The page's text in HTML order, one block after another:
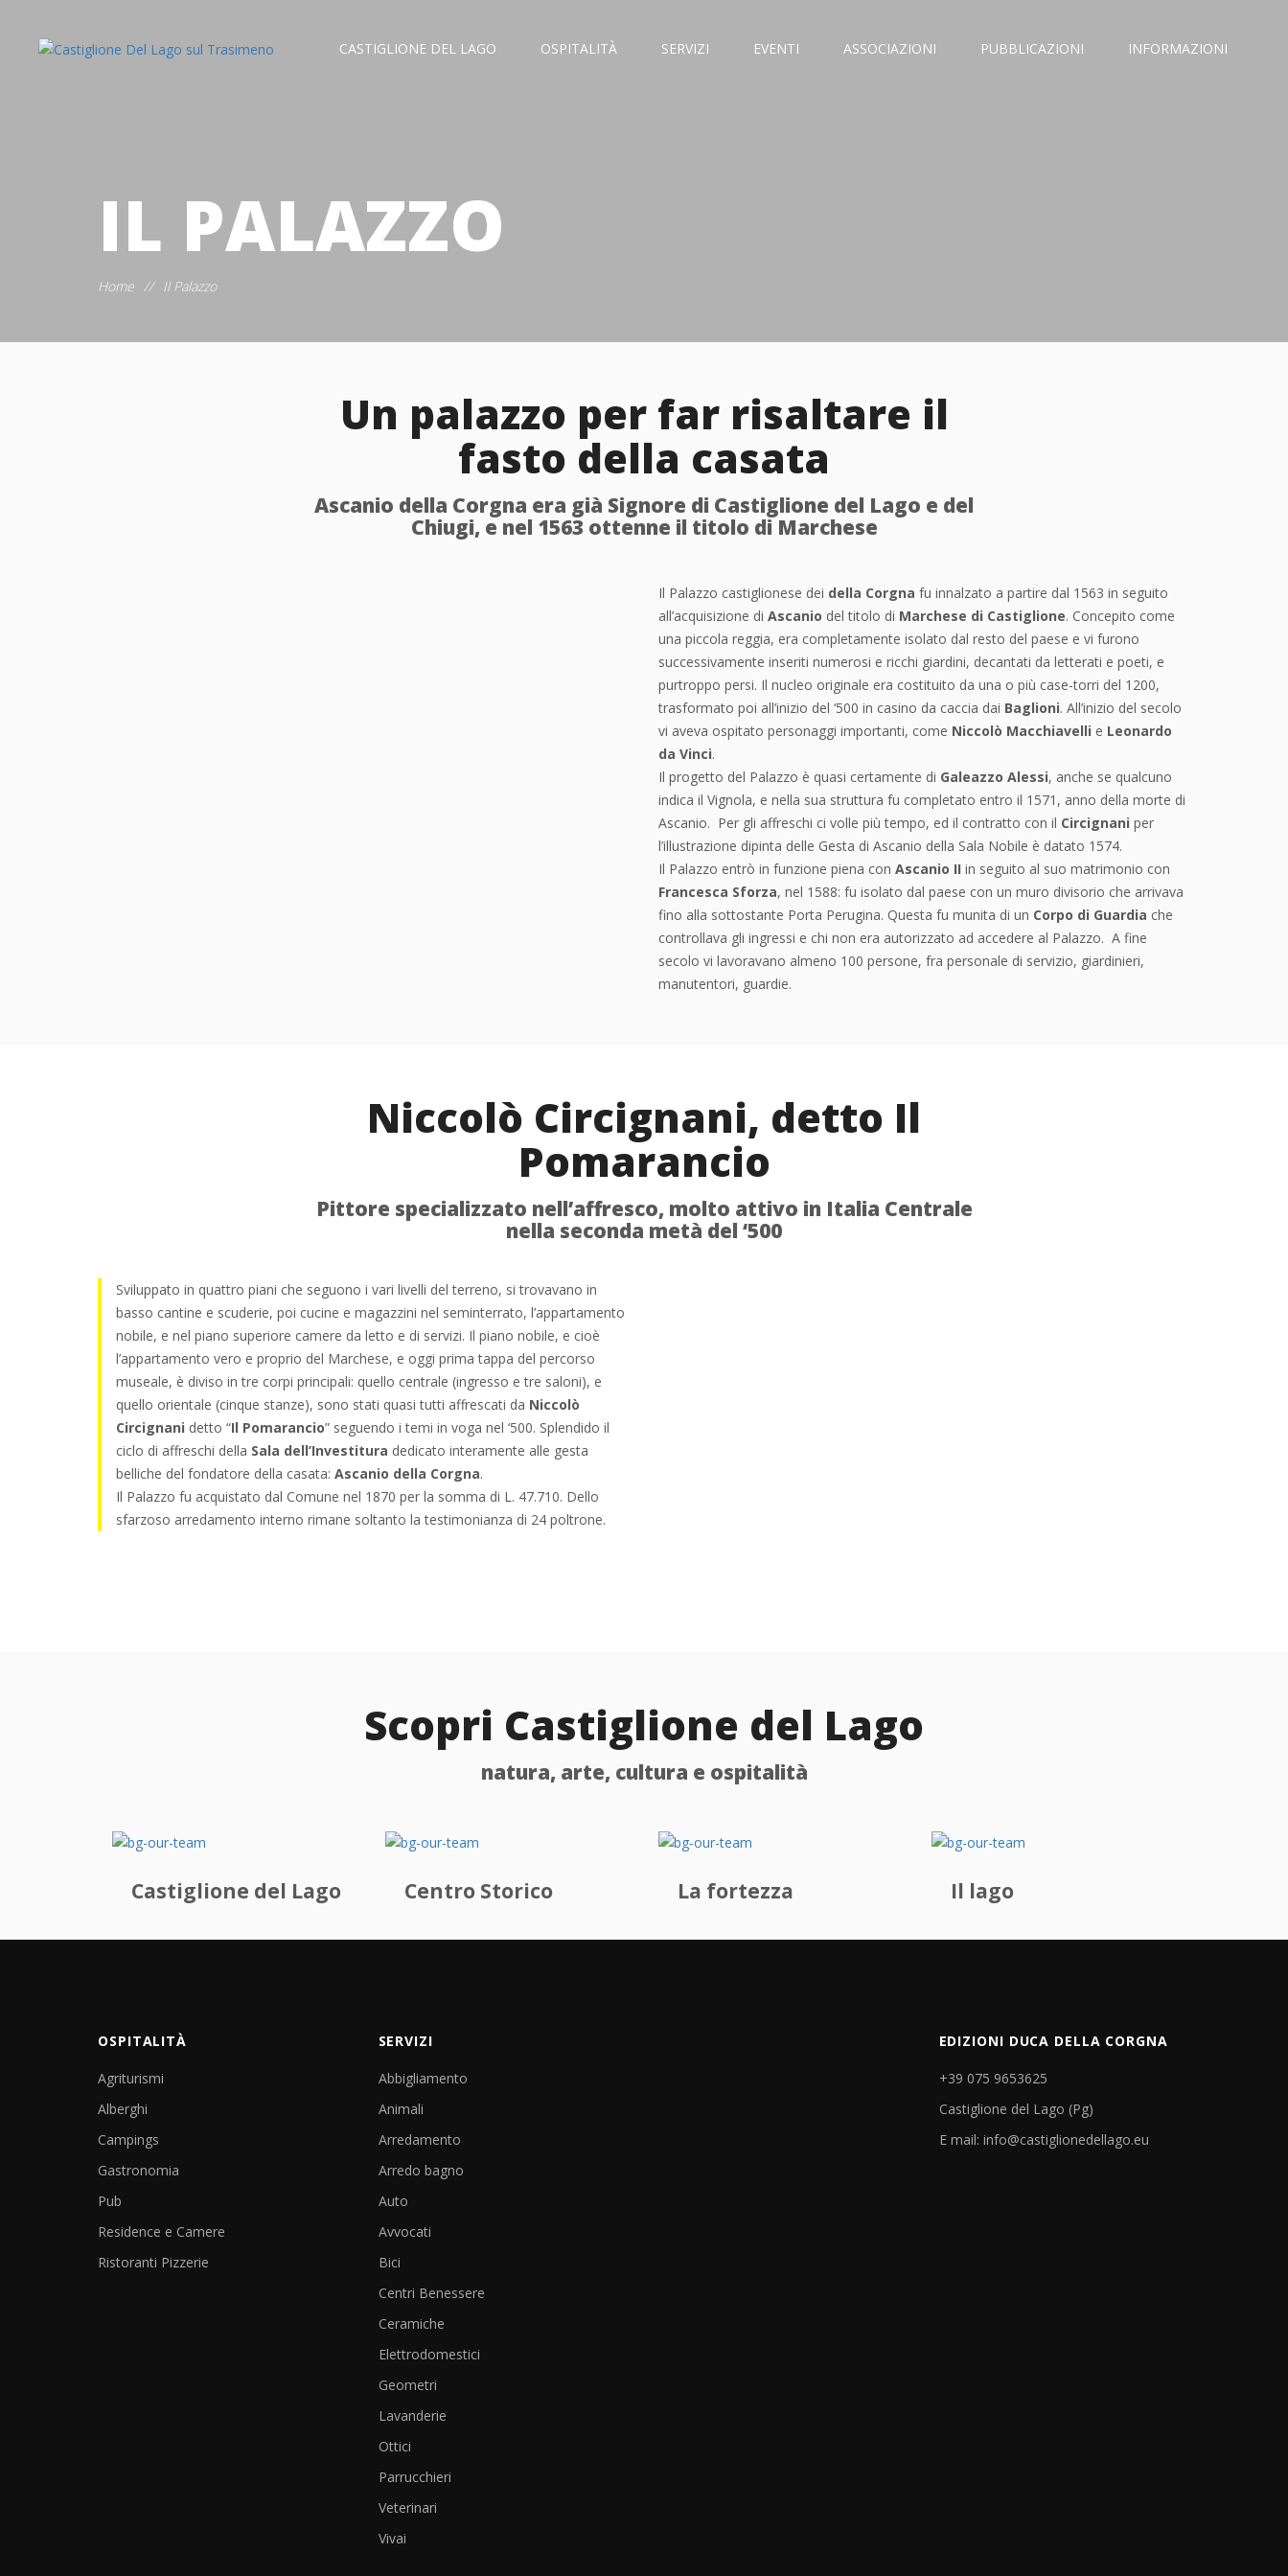
CASTIGLIONE DEL LAGO OSPITALITÀ SERVIZI EVENTI ASSOCIAZIONI PUBBLICAZIONI INFORMAZIONI
IL PALAZZO
Home // Il Palazzo
Un palazzo per far risaltare il
fasto della casata
Ascanio della Corgna era già Signore di Castiglione del Lago e del
Chiugi, e nel 1563 ottenne il titolo di Marchese
Il Palazzo castiglionese dei della Corgna fu innalzato a partire dal 1563 in seguito
all’acquisizione di Ascanio del titolo di Marchese di Castiglione. Concepito come
una piccola reggia, era completamente isolato dal resto del paese e vi furono
successivamente inseriti numerosi e ricchi giardini, decantati da letterati e poeti, e
purtroppo persi. Il nucleo originale era costituito da una o più case-torri del 1200,
trasformato poi all’inizio del ‘500 in casino da caccia dai Baglioni. All’inizio del secolo
vi aveva ospitato personaggi importanti, come Niccolò Macchiavelli e Leonardo
da Vinci.
Il progetto del Palazzo è quasi certamente di Galeazzo Alessi, anche se qualcuno
indica il Vignola, e nella sua struttura fu completato entro il 1571, anno della morte di
Ascanio. Per gli affreschi ci volle più tempo, ed il contratto con il Circignani per
l’illustrazione dipinta delle Gesta di Ascanio della Sala Nobile è datato 1574.
Il Palazzo entrò in funzione piena con Ascanio II in seguito al suo matrimonio con
Francesca Sforza, nel 1588: fu isolato dal paese con un muro divisorio che arrivava
fino alla sottostante Porta Perugina. Questa fu munita di un Corpo di Guardia che
controllava gli ingressi e chi non era autorizzato ad accedere al Palazzo. A fine
secolo vi lavoravano almeno 100 persone, fra personale di servizio, giardinieri,
manutentori, guardie.
Niccolò Circignani, detto Il
Pomarancio
Pittore specializzato nell’affresco, molto attivo in Italia Centrale
nella seconda metà del ‘500
Sviluppato in quattro piani che seguono i vari livelli del terreno, si trovavano in
basso cantine e scuderie, poi cucine e magazzini nel seminterrato, l’appartamento
nobile, e nel piano superiore camere da letto e di servizi. Il piano nobile, e cioè
l’appartamento vero e proprio del Marchese, e oggi prima tappa del percorso
museale, è diviso in tre corpi principali: quello centrale (ingresso e tre saloni), e
quello orientale (cinque stanze), sono stati quasi tutti affrescati da Niccolò
Circignani detto “Il Pomarancio” seguendo i temi in voga nel ‘500. Splendido il
ciclo di affreschi della Sala dell’Investitura dedicato interamente alle gesta
belliche del fondatore della casata: Ascanio della Corgna.
Il Palazzo fu acquistato dal Comune nel 1870 per la somma di L. 47.710. Dello
sfarzoso arredamento interno rimane soltanto la testimonianza di 24 poltrone.
Scopri Castiglione del Lago
natura, arte, cultura e ospitalità
Castiglione del Lago Centro Storico La fortezza Il lago
OSPITALITÀ
Agriturismi
Alberghi
Campings
Gastronomia
Pub
Residence e Camere
Ristoranti Pizzerie
SERVIZI
Abbigliamento
Animali
Arredamento
Arredo bagno
Auto
Avvocati
Bici
Centri Benessere
Ceramiche
Elettrodomestici
Geometri
Lavanderie
Ottici
Parrucchieri
Veterinari
Vivai
EDIZIONI DUCA DELLA CORGNA
+39 075 9653625
Castiglione del Lago (Pg)
E mail: info@castiglionedellago.eu